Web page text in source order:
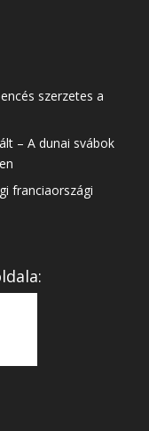
szerzetes a
– A dunai svábok
franciaországi